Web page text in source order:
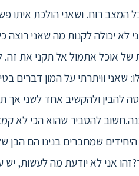
המצב רוח. ושאני הולכת איתו
יכולה לקנות מה שאני רוצה
של אוכל אתמול אל תקני את
שאני וויתרתי על המון
להבין ולהקשיב אחד לשני אך
להסביר שהוא הכי לא
שמחברים בנינו הם הבן
אני לא יודעת מה לעשות,